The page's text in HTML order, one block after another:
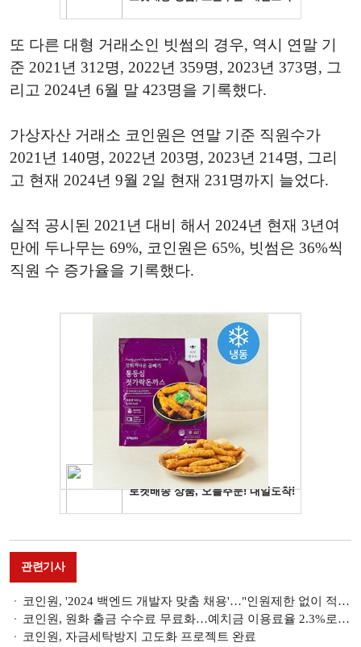
또 다른 대형 거래소인 빗썸의 경우, 역시 연말 기
준 2021년 312명, 2022년 359명, 2023년 373명, 그
리고 2024년 6월 말 423명을 기록했다.
가상자산 거래소 코인원은 연말 기준 직원수가
2021년 140명, 2022년 203명, 2023년 214명, 그리
고 현재 2024년 9월 2일 현재 231명까지 늘었다.
실적 공시된 2021년 대비 해서 2024년 현재 3년여
만에 두나무는 69%, 코인원은 65%, 빗썸은 36%씩
직원 수 증가율을 기록했다.
관련기사
코인원, '2024 백엔드 개발자 맞춤 채용'…"인원제한 없이 적극 영입" [가상자산 통신]
코인원, 원화 출금 수수료 무료화…예치금 이용료율 2.3%로 상향 [가상자산 통신]
코인원, 자금세탁방지 고도화 프로젝트 완료